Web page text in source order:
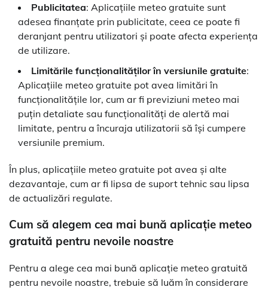
Publicitatea: Aplicațiile meteo gratuite sunt
adesea finanțate prin publicitate, ceea ce poate fi
deranjant pentru utilizatori și poate afecta experiența
de utilizare.
Limitările funcționalităților în versiunile gratuite:
Aplicațiile meteo gratuite pot avea limitări în
funcționalitățile lor, cum ar fi previziuni meteo mai
puțin detaliate sau funcționalități de alertă mai
limitate, pentru a încuraja utilizatorii să își cumpere
versiunile premium.
În plus, aplicațiile meteo gratuite pot avea și alte
dezavantaje, cum ar fi lipsa de suport tehnic sau lipsa
de actualizări regulate.
Cum să alegem cea mai bună aplicație meteo
gratuită pentru nevoile noastre
Pentru a alege cea mai bună aplicație meteo gratuită
pentru nevoile noastre, trebuie să luăm în considerare